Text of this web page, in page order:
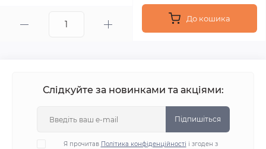
До кошика
Слідкуйте за новинками та акціями:
Підпишіться
Я прочитав Політика конфіденційності і згоден з